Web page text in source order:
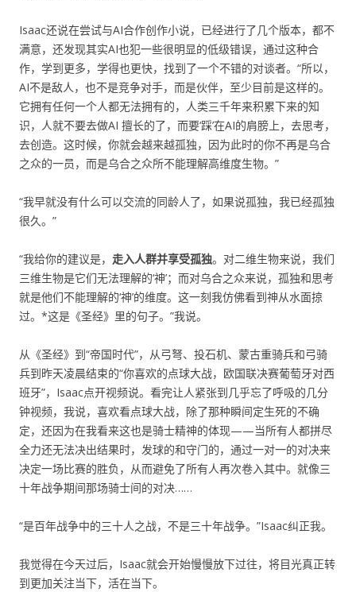
Isaac还说在尝试与AI合作创作小说，已经进行了几个版本，都不
满意，还发现其实AI也犯一些很明显的低级错误，通过这种合
作，学到更多，学得也更快，找到了一个不错的对谈者。“所以，
AI不是敌人，也不是竞争对手，而是伙伴，至少目前是这样的。
它拥有任何一个人都无法拥有的，人类三千年来积累下来的知
识，人就不要去做AI 擅长的了，而要‘踩’在AI的肩膀上，去思考，
去创造。这时候，你就会越来越孤独，因为此时的你不再是乌合
之众的一员，而是乌合之众所不能理解高维度生物。”
“我早就没有什么可以交流的同龄人了，如果说孤独，我已经孤独
很久。”
“我给你的建议是， 走入人群并享受孤独。对二维生物来说，我们
三维生物是它们无法理解的‘神’；而对乌合之众来说，孤独和思考
就是他们不能理解的‘神’的维度。这一刻我仿佛看到神从水面掠
过。*这是《圣经》里的句子。”我说。
从《圣经》到“帝国时代”，从弓弩、投石机、蒙古重骑兵和弓骑
兵到昨天凌晨结束的“你喜欢的点球大战，欧国联决赛葡萄牙对西
班牙”，Isaac点开视频说。看完让人紧张到几乎忘了呼吸的几分
钟视频，我说，喜欢看点球大战，除了那种瞬间定生死的不确
定，还因为在我看来这也是骑士精神的体现——当所有人都拼尽
全力还无法决出结果时，发球的和守门的，通过一对一的对决来
决定一场比赛的胜负，从而避免了所有人再次卷入其中。就像三
十年战争期间那场骑士间的对决……
“是百年战争中的三十人之战，不是三十年战争。”Isaac纠正我。
我觉得在今天过后，Isaac就会开始慢慢放下过往，将目光真正转
到更加关注当下，活在当下。